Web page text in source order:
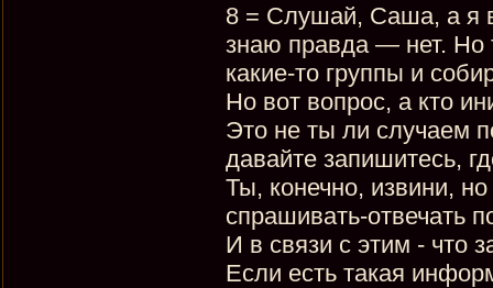
8 = Слушай, Саша, а я
знаю правда — нет. Но
какие-то группы и
Но вот вопрос, а кто
Это не ты ли случаем
давайте запишитесь,
Ты, конечно, извини,
спрашивать-отвечать
И в связи с этим - что
Если есть такая